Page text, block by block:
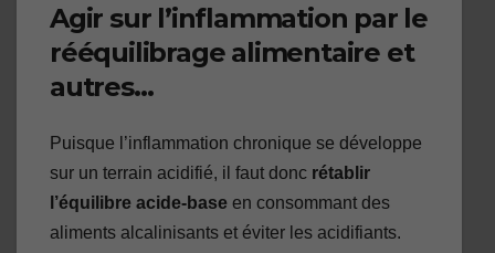
Agir sur l’inflammation par le
rééquilibrage alimentaire et
autres…
Puisque l’inflammation chronique se développe
sur un terrain acidifié, il faut donc rétablir
l’équilibre acide-base en consommant des
aliments alcalinisants et éviter les acidifiants.